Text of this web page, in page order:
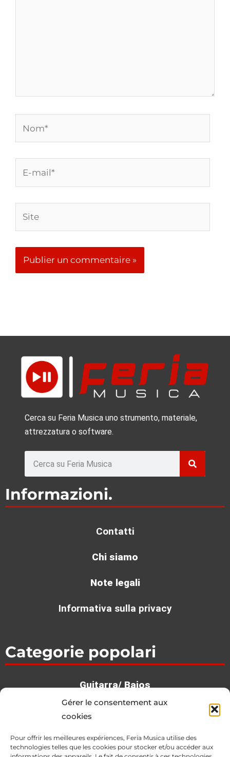
Gérer le consentement aux
cookies
Pour offrir les meilleures expériences, Feria Musica utilise des
technologies telles que les cookies pour stocker et/ou accéder aux
Voir >
Les critères pour choisir une pièce de musique
Quel impact le choix de la première pièce de
musique a-t-il sur l’apprentissage du piano ?
Voir >
au piano
Voir >